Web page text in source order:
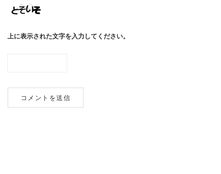
上に表示された文字を入力してください。